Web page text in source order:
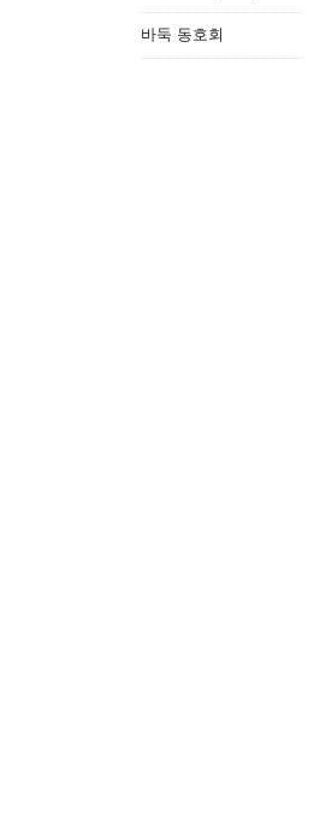
바둑 동호회